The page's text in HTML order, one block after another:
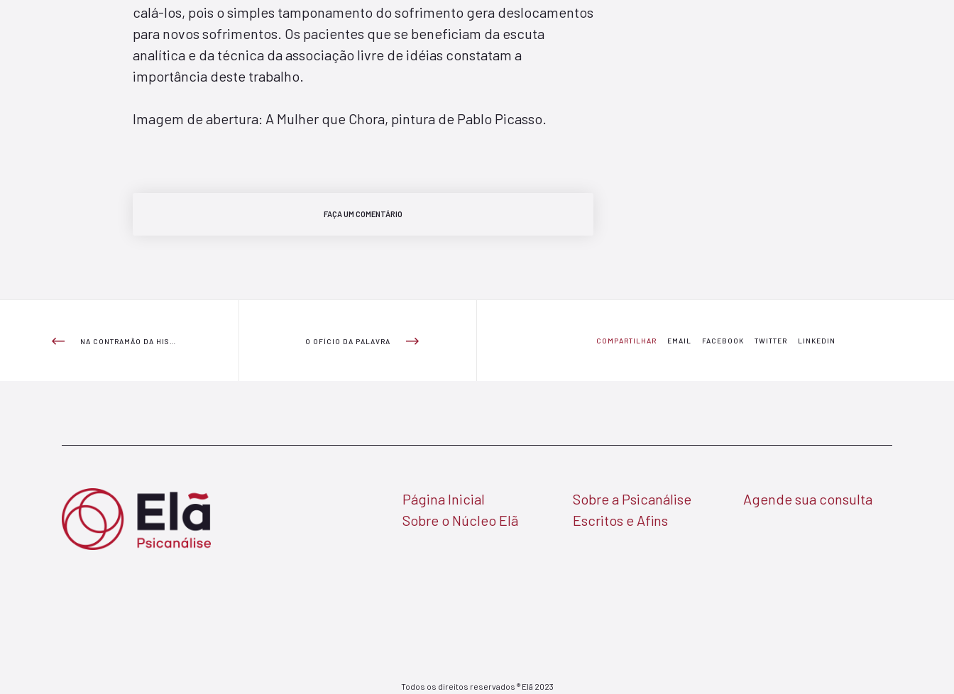
calá-los, pois o simples tamponamento do sofrimento gera deslocamentos
para novos sofrimentos. Os pacientes que se beneficiam da escuta
analítica e da técnica da associação livre de idéias constatam a
importância deste trabalho.
Imagem de abertura: A Mulher que Chora, pintura de Pablo Picasso.
FAÇA UM COMENTÁRIO
O OFÍCIO DA PALAVRA COMPARTILHAR EMAIL FACEBOOK TWITTER LINKEDIN
Página Inicial
Sobre o Núcleo Elã
Sobre a Psicanálise
Escritos e Afins
Agende sua consulta
Todos os direitos reservados ® Elã 2023